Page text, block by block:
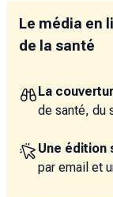
Le média en
de la santé
La
de santé, du
Une édition
par email et